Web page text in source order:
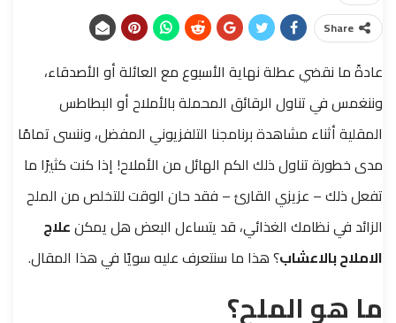
Share
عادةً ما نقضي عطلة نهاية الأسبوع مع العائلة أو الأصدقاء،
وننغمس في تناول الرقائق المحملة بالأملاح أو البطاطس
المقلية أثناء مشاهدة برنامجنا التلفزيوني المفضل، وننسى تمامًا
مدى خطورة تناول ذلك الكم الهائل من الأملاح! إذا كنت كثيرًا ما
تفعل ذلك – عزيزي القارئ – فقد حان الوقت للتخلص من الملح
الزائد في نظامك الغذائي، قد يتساءل البعض هل يمكنعلاج
الاملاح بالاعشاب؟ هذا ما سنتعرف عليه سويًا في هذا المقال.
ما هو الملح؟